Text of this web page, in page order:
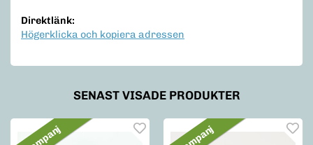
Direktlänk:
Högerklicka och kopiera adressen
SENAST VISADE PRODUKTER